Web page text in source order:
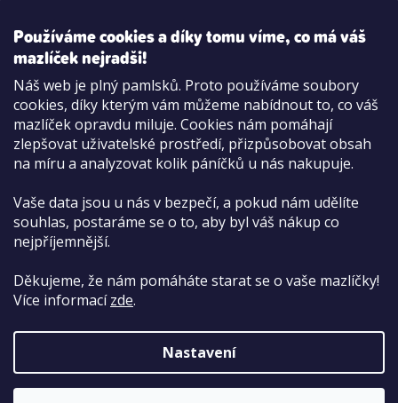
Používáme cookies a díky tomu víme, co má váš
mazlíček nejradši!
Náš web je plný pamlsků. Proto používáme soubory
cookies, díky kterým vám můžeme nabídnout to, co váš
mazlíček opravdu miluje. Cookies nám pomáhají
zlepšovat uživatelské prostředí, přizpůsobovat obsah
na míru a analyzovat kolik páníčků u nás nakupuje.
Vaše data jsou u nás v bezpečí, a pokud nám udělíte
souhlas, postaráme se o to, aby byl váš nákup co
nejpříjemnější.
Děkujeme, že nám pomáháte starat se o vaše mazlíčky!
Více informacízde.
Nastavení
Možnosti platby:
Dobírkou
Hotově i kartou na pobočce